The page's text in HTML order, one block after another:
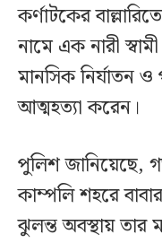
কর্ণাটকের
নামে এক নারী
মানসিক নির্যাতন
আত্মহত্যা করেন।
পুলিশ জানিয়েছে,
কাম্পলি শহরে
ঝুলন্ত অবস্থায় তার